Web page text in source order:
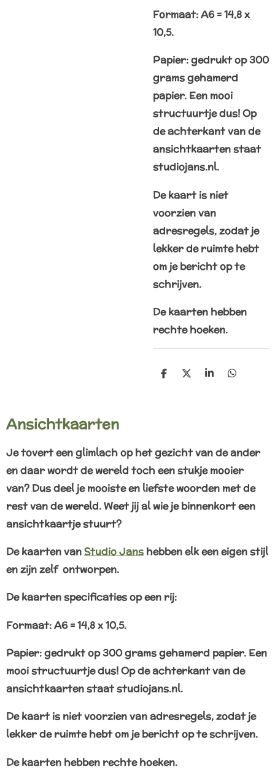
Formaat: A6 = 14,8 x
10,5.
Papier: gedrukt op 300
grams gehamerd
papier. Een mooi
structuurtje dus! Op
de achterkant van de
ansichtkaarten staat
studiojans.nl.
De kaart is niet
voorzien van
adresregels, zodat je
lekker de ruimte hebt
om je bericht op te
schrijven.
De kaarten hebben
rechte hoeken.
D
D
S
D
Ansichtkaarten
Je tovert een glimlach op het gezicht van de ander
en daar wordt de wereld toch een stukje mooier
van? Dus deel je mooiste en liefste woorden met de
rest van de wereld. Weet jij al wie je binnenkort een
ansichtkaartje stuurt?
De kaarten vanStudio Jans hebben elk een eigen stijl
en zijn zelf ontworpen.
De kaarten specificaties op een rij:
Formaat: A6 = 14,8 x 10,5.
Papier: gedrukt op 300 grams gehamerd papier. Een
mooi structuurtje dus! Op de achterkant van de
ansichtkaarten staat studiojans.nl.
De kaart is niet voorzien van adresregels, zodat je
lekker de ruimte hebt om je bericht op te schrijven.
De kaarten hebben rechte hoeken.